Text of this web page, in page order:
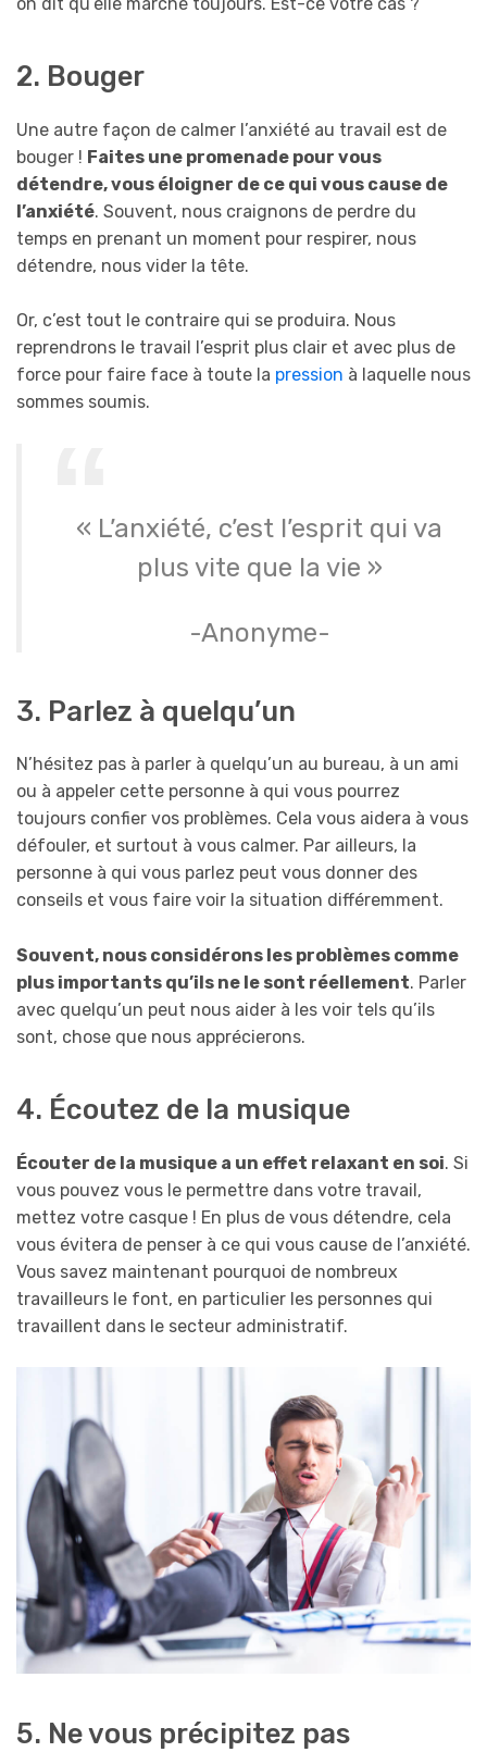
2. Bouger
Une autre façon de calmer l’anxiété au travail est de
bouger ! Faites une promenade pour vous
détendre, vous éloigner de ce qui vous cause de
l’anxiété. Souvent, nous craignons de perdre du
temps en prenant un moment pour respirer, nous
détendre, nous vider la tête.
Or, c’est tout le contraire qui se produira. Nous
reprendrons le travail l’esprit plus clair et avec plus de
force pour faire face à toute la pression à laquelle nous
sommes soumis.
« L’anxiété, c’est l’esprit qui va
plus vite que la vie »
-Anonyme-
3. Parlez à quelqu’un
N’hésitez pas à parler à quelqu’un au bureau, à un ami
ou à appeler cette personne à qui vous pourrez
toujours confier vos problèmes. Cela vous aidera à vous
défouler, et surtout à vous calmer. Par ailleurs, la
personne à qui vous parlez peut vous donner des
conseils et vous faire voir la situation différemment.
Souvent, nous considérons les problèmes comme
plus importants qu’ils ne le sont réellement. Parler
avec quelqu’un peut nous aider à les voir tels qu’ils
sont, chose que nous apprécierons.
4. Écoutez de la musique
Écouter de la musique a un effet relaxant en soi. Si
vous pouvez vous le permettre dans votre travail,
mettez votre casque ! En plus de vous détendre, cela
vous évitera de penser à ce qui vous cause de l’anxiété.
Vous savez maintenant pourquoi de nombreux
travailleurs le font, en particulier les personnes qui
travaillent dans le secteur administratif.
5. Ne vous précipitez pas